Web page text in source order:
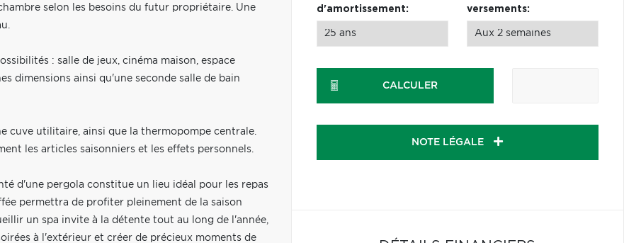
selon les besoins du futur propriétaire. Une
: salle de jeux, cinéma maison, espace
dimensions ainsi qu'une seconde salle de bain
cuve utilitaire, ainsi que la thermopompe centrale.
les articles saisonniers et les effets personnels.
d'une pergola constitue un lieu idéal pour les repas
permettra de profiter pleinement de la saison
un spa invite à la détente tout au long de l'année,
à l'extérieur et créer de précieux moments de
d'amortissement:
versements:
CALCULER
NOTE LÉGALE